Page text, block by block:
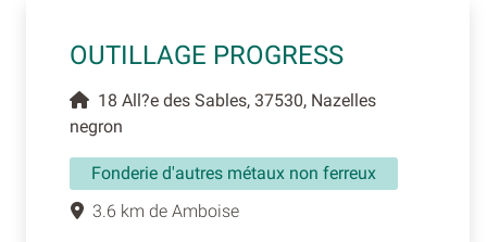
OUTILLAGE PROGRESS
18 All?e des Sables, 37530, Nazelles
negron
Fonderie d'autres métaux non ferreux
3.6 km de Amboise